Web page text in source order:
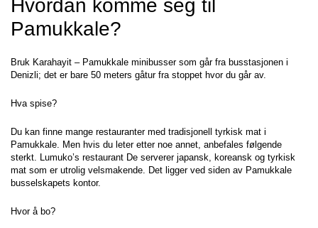
Hvordan komme seg til
Pamukkale?
Bruk Karahayit – Pamukkale minibusser som går fra busstasjonen i
Denizli; det er bare 50 meters gåtur fra stoppet hvor du går av.
Hva spise?
Du kan finne mange restauranter med tradisjonell tyrkisk mat i
Pamukkale. Men hvis du leter etter noe annet, anbefales følgende
sterkt. Lumuko’s restaurant De serverer japansk, koreansk og tyrkisk
mat som er utrolig velsmakende. Det ligger ved siden av Pamukkale
busselskapets kontor.
Hvor å bo?